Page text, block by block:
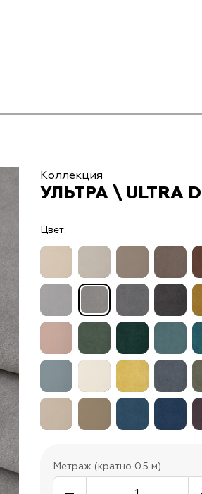
Коллекция
УЛЬТРА \ ULTRA
Цвет:
Метраж (кратно 0.5 м)